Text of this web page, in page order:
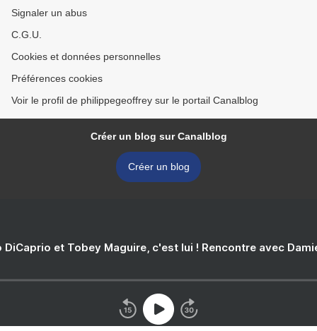
Signaler un abus
C.G.U.
Cookies et données personnelles
Préférences cookies
Voir le profil de philippegeoffrey sur le portail Canalblog
Créer un blog sur Canalblog
Créer un blog
DiCaprio et Tobey Maguire, c'est lui ! Rencontre avec